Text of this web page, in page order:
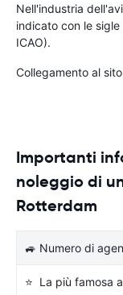
Nell'industria
indicato con le sigle
ICAO).
Collegamento al
Importanti
noleggio di
Rotterdam
🚙 Numero di
⭐ La più famosa